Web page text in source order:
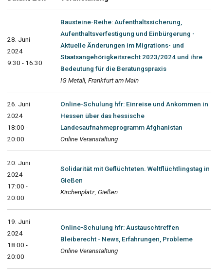
28. Juni
2024
9:30 - 16:30
Bausteine-Reihe: Aufenthaltssicherung,
Aufenthaltsverfestigung und Einbürgerung -
Aktuelle Änderungen im Migrations- und
Staatsangehörigkeitsrecht 2023/2024 und ihre
Bedeutung für die Beratungspraxis
IG Metall, Frankfurt am Main
26. Juni
2024
18:00 -
20:00
Online-Schulung hfr: Einreise und Ankommen in
Hessen über das hessische
Landesaufnahmeprogramm Afghanistan
Online Veranstaltung
20. Juni
2024
17:00 -
20:00
Solidarität mit Geflüchteten. Weltflüchtlingstag in
Gießen
Kirchenplatz, Gießen
19. Juni
2024
18:00 -
20:00
Online-Schulung hfr: Austauschtreffen
Bleiberecht - News, Erfahrungen, Probleme
Online Veranstaltung